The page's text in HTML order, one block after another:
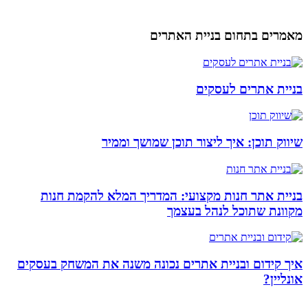
מאמרים בתחום בניית האתרים
בניית אתרים לעסקים
שיווק תוכן: איך ליצור תוכן שמושך וממיר
בניית אתר חנות מקצועי: המדריך המלא להקמת חנות
מקוונת שתוכל לנהל בעצמך
איך קידום ובניית אתרים נכונה משנה את המשחק בעסקים
אונליין?